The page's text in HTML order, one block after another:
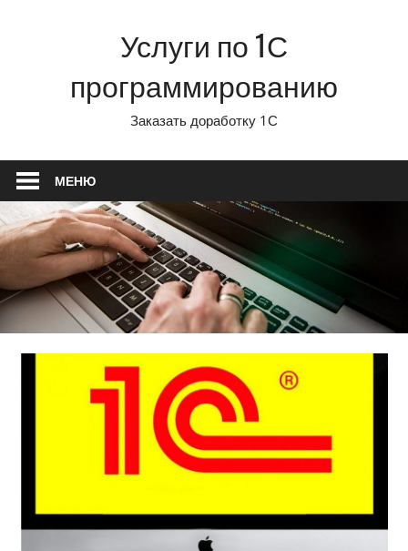
Услуги по 1С
программированию
Заказать доработку 1С
МЕНЮ